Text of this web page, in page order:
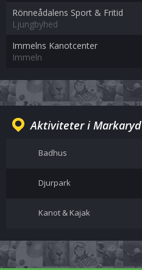
Rönneådalens Sport & Fritid
Ljungbyhed
Immelns Kanotcenter
Immeln
Aktiviteter i Markaryd
Badhus
Djurpark
Kanot & Kajak